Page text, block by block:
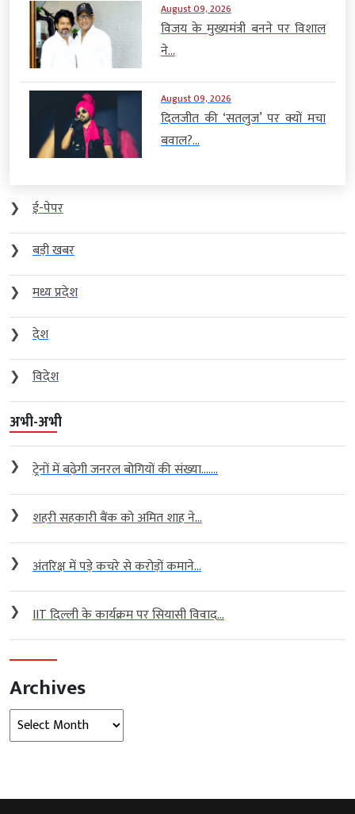
August 09, 2026
विजय के मुख्यमंत्री बनने पर विशाल
ने...
August 09, 2026
दिलजीत की ‘सतलुज’ पर क्यों मचा
बवाल?...
❯
ई-पेपर
❯
बड़ी खबर
❯
मध्य प्रदेश
❯
देश
❯
विदेश
अभी-अभी
❯ ट्रेनों में बढ़ेगी जनरल बोगियों की संख्या…....
❯ शहरी सहकारी बैंक को अमित शाह ने...
❯ अंतरिक्ष में पड़े कचरे से करोड़ों कमाने...
❯ IIT दिल्ली के कार्यक्रम पर सियासी विवाद...
Archives
Archives